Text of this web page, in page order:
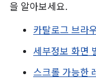
을 알아보세요.
카탈로그 브라
세부정보 화면
스크롤 가능한